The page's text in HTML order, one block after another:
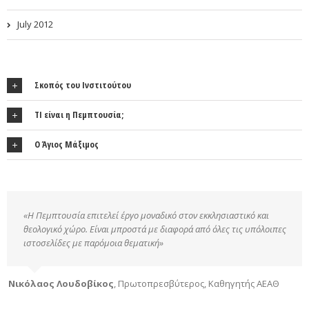
July 2012
Σκοπός του Ινστιτούτου
ΤΙ είναι η Πεμπτουσία;
Ο Άγιος Μάξιμος
«Η Πεμπτουσία επιτελεί έργο μοναδικό στον εκκλησιαστικό και
θεολογικό χώρο. Είναι μπροστά με διαφορά από όλες τις υπόλοιπες
ιστοσελίδες με παρόμοια θεματική»
Νικόλαος Λουδοβίκος Πρωτοπρεσβύτερος, Καθηγητής ΑΕΑΘ